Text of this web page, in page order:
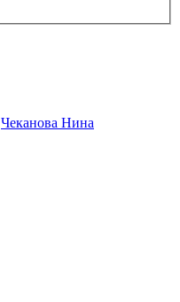
Чеканова Нина